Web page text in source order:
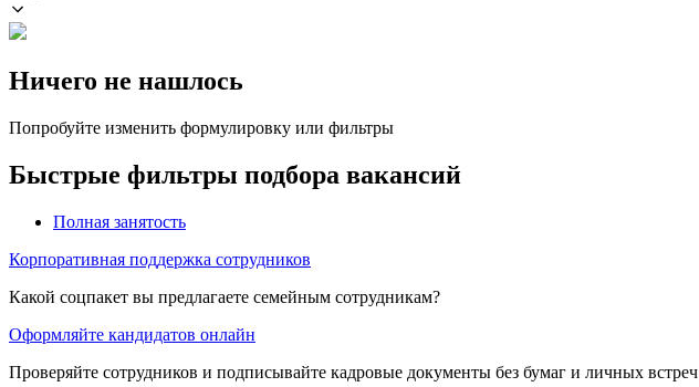
Ничего не нашлось
Попробуйте изменить формулировку или фильтры
Быстрые фильтры подбора вакансий
Полная занятость
Корпоративная поддержка сотрудников
Какой соцпакет вы предлагаете семейным сотрудникам?
Оформляйте кандидатов онлайн
Проверяйте сотрудников и подписывайте кадровые документы без бумаг и личных встреч